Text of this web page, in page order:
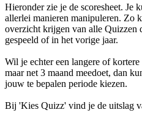
Hieronder zie je de scoresheet. Je
allerlei manieren manipuleren. Zo
overzicht krijgen van alle Quizzen
gespeeld of in het vorige jaar.
Wil je echter een langere of
maar net 3 maand meedoet, dan
jouw te bepalen periode kiezen.
Bij 'Kies Quizz' vind je de uitslag